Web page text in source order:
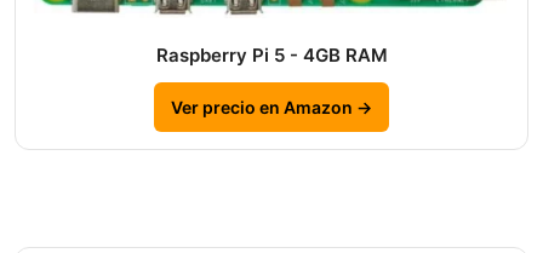
Raspberry Pi 5 - 4GB RAM
Ver precio en Amazon →